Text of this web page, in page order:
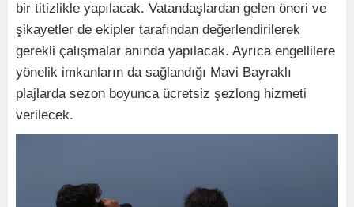
bir titizlikle yapılacak. Vatandaşlardan gelen öneri ve
şikayetler de ekipler tarafından değerlendirilerek
gerekli çalışmalar anında yapılacak. Ayrıca engellilere
yönelik imkanların da sağlandığı Mavi Bayraklı
plajlarda sezon boyunca ücretsiz şezlong hizmeti
verilecek.